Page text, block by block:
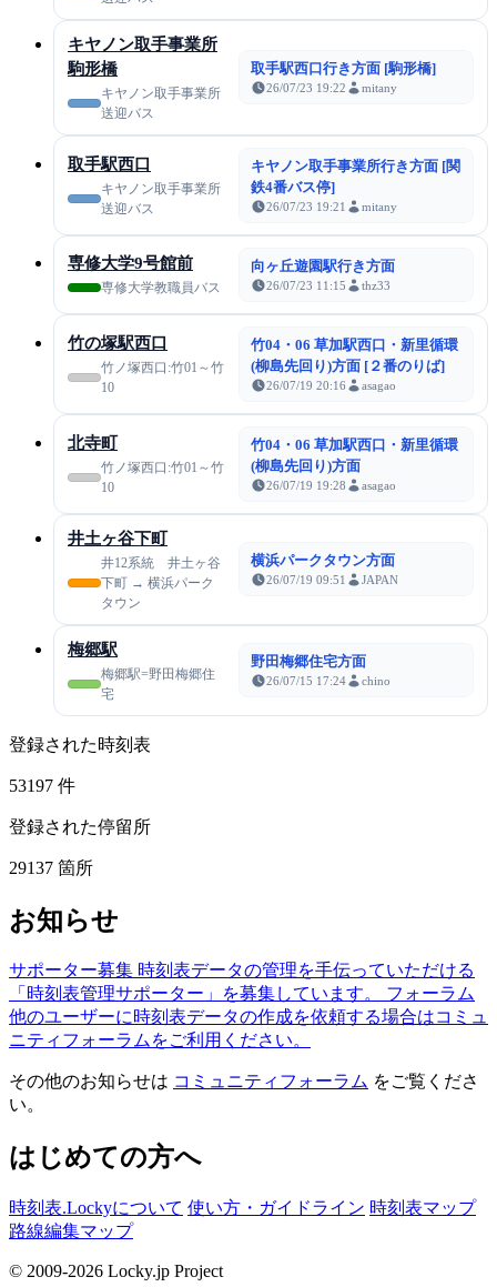
キヤノン取手事業所
駒形橋
キヤノン取手事業所
送迎バス
取手駅西口行き方面 [駒形橋]
26/07/23 19:22 mitany
取手駅西口
キヤノン取手事業所
送迎バス
キヤノン取手事業所行き方面 [関
鉄4番バス停]
26/07/23 19:21 mitany
専修大学9号館前
専修大学教職員バス
向ヶ丘遊園駅行き方面
26/07/23 11:15 thz33
竹の塚駅西口
竹ノ塚西口:竹01～竹
10
竹04・06 草加駅西口・新里循環
(柳島先回り)方面 [２番のりば]
26/07/19 20:16 asagao
北寺町
竹ノ塚西口:竹01～竹
10
竹04・06 草加駅西口・新里循環
(柳島先回り)方面
26/07/19 19:28 asagao
井土ヶ谷下町
井12系統 井土ヶ谷
下町 → 横浜パーク
タウン
横浜パークタウン方面
26/07/19 09:51 JAPAN
梅郷駅
梅郷駅=野田梅郷住
宅
野田梅郷住宅方面
26/07/15 17:24 chino
登録された時刻表
53197 件
登録された停留所
29137 箇所
お知らせ
サポーター募集 時刻表データの管理を手伝っていただける
「時刻表管理サポーター」を募集しています。
フォーラム
他のユーザーに時刻表データの作成を依頼する場合はコミュ
ニティフォーラムをご利用ください。
その他のお知らせは コミュニティフォーラム をご覧くださ
い。
はじめての方へ
時刻表.Lockyについて 使い方・ガイドライン 時刻表マップ
路線編集マップ
© 2009-2026 Locky.jp Project